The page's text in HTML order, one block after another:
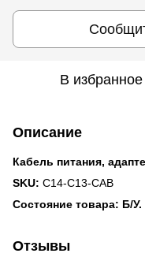
В избранное
Описание
Кабель питания,
SKU: C14-C13-CAB
Состояние товара: Б/У.
Отзывы